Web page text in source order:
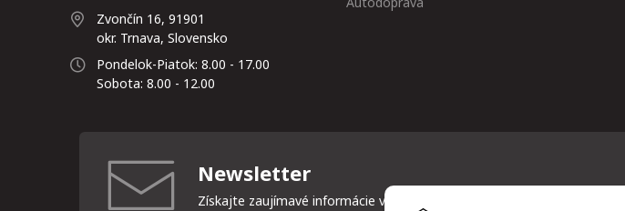
Zvončín 16, 91901
okr. Trnava, Slovensko
Pondelok-Piatok: 8.00 - 17.00
Sobota: 8.00 - 12.00
Newsletter
Získajte zaujímavé informácie vždy medzi prvými